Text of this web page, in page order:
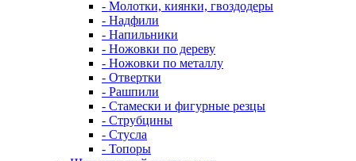
- Молотки, киянки, гвоздодеры
- Надфили
- Напильники
- Ножовки по дереву
- Ножовки по металлу
- Отвертки
- Рашпили
- Стамески и фигурные резцы
- Струбцины
- Стусла
- Топоры